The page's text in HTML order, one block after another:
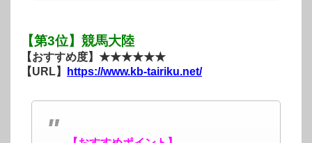
【第3位】競馬大陸
【おすすめ度】★★★★★★
【URL】
https://www.kb-tairiku.net/